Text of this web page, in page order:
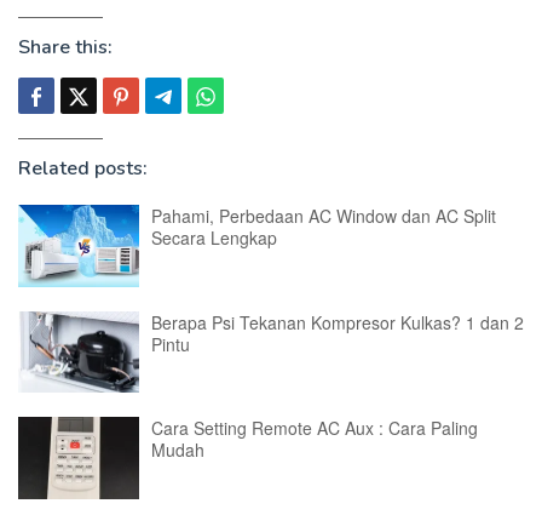
Share this:
Related posts:
Pahami, Perbedaan AC Window dan AC Split
Secara Lengkap
Berapa Psi Tekanan Kompresor Kulkas? 1 dan 2
Pintu
Cara Setting Remote AC Aux : Cara Paling
Mudah